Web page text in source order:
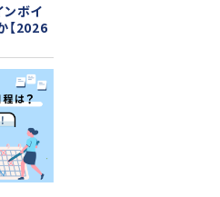
ンボイ
【2026